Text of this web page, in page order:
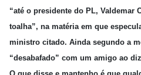
“até o presidente do PL, Valdemar
toalha”, na matéria em que
ministro citado. Ainda segundo a
“desabafado” com um amigo ao